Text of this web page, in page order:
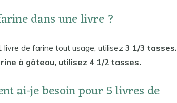
dans une livre ?
de farine tout usage, utilisez 3 1/3 tasses.
à gâteau, utilisez 4 1/2 tasses.
ai-je besoin pour 5 livres de